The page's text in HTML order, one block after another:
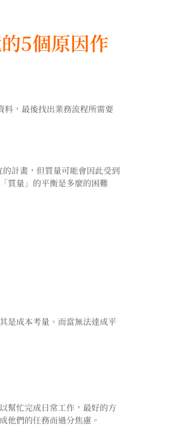
5個原因作
，最後找出業務流程所需要
計畫，但質量可能會因此受到
質量」的平衡是多麼的困難
是成本考量。而當無法達成平
幫忙完成日常工作，最好的方
他們的任務而過分焦慮。